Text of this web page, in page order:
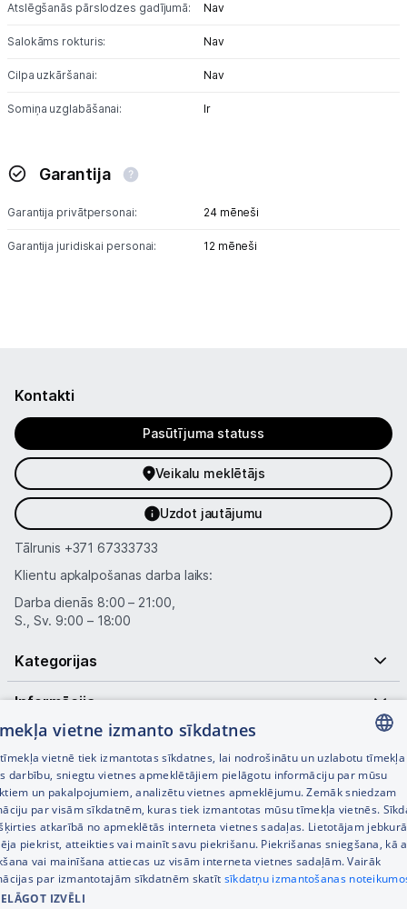
Atslēgšanās pārslodzes gadījumā: Nav
Salokāms rokturis: Nav
Cilpa uzkāršanai: Nav
Somiņa uzglabāšanai: Ir
Garantija
Garantija privātpersonai: 24 mēneši
Garantija juridiskai personai: 12 mēneši
Kontakti
Pasūtījuma statuss
Veikalu meklētājs
Uzdot jautājumu
Tālrunis +371 67333733
Klientu apkalpošanas darba laiks:
Darba dienās 8:00 – 21:00,
S., Sv. 9:00 – 18:00
Kategorijas
Informācija
Noderīgas saites
© SIA Tet 2026 -
LATVIAN
RUSSIAN
ENGLISH
vietne izmanto sīkdatnes
vietnē tiek izmantotas sīkdatnes, lai nodrošinātu un uzlabotu tīmekļa
darbību, sniegtu vietnes apmeklētājiem pielāgotu informāciju par mūsu
un pakalpojumiem, analizētu vietnes apmeklējumu. Zemāk sniedzam
par visām sīkdatnēm, kuras tiek izmantotas mūsu tīmekļa vietnēs.
atkarībā no apmeklētās interneta vietnes sadaļas. Lietotājam
piekrist, atteikties vai mainīt savu piekrišanu. Piekrišanas sniegšana, kā
vai mainīšana attiecas uz visām interneta vietnes sadaļām. Vairāk
par izmantotajām sīkdatnēm skatīt sīkdatņu izmantošanas
IZVĒLI